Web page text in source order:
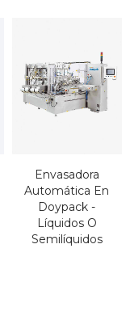
Envasadora
Automática En
Doypack -
Líquidos O
Semilíquidos